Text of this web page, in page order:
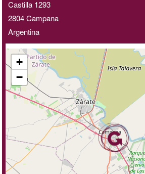
Castilla 1293
2804Campana
Argentina
+
−